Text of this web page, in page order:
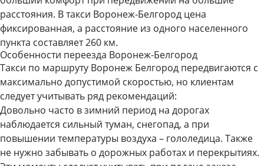
расстояния. В такси Воронеж-Белгород цена
фиксированная, а расстояние из одного населенного
пункта составляет 260 км.
Особенности переезда Воронеж-Белгород
Такси по маршруту Воронеж Белгород передвигаются с
максимально допустимой скоростью, но клиентам
следует учитывать ряд рекомендаций:
Довольно часто в зимний период на дорогах
наблюдается сильный туман, снегопад, а при
повышении температуры воздуха – гололедица. Также
не нужно забывать о дорожных работах и перекрытиях.